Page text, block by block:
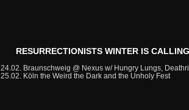
RESURRECTIONISTS WINTER IS
24.02. Braunschweig @ Nexus w/ Hungry Lungs,
25.02. Köln the Weird the Dark and the Unholy Fest